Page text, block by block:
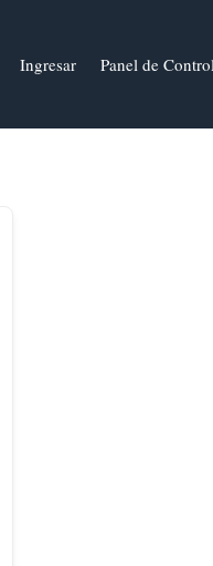
Ingresar Panel de